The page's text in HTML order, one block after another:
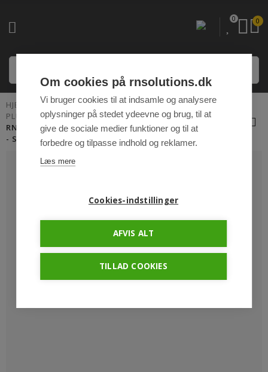
0 0
HJEM
PLUG 'N PLAY KABLER OG TILBEHØR
PLUG 'N PLAY STIK 3 KABLER
RNS STARTKABEL 3G 1,5MM² 150CM - ÅBEN/P&P3
- STÅLFLET - IP69K
Om cookies på rnsolutions.dk
Vi bruger cookies til at indsamle og analysere
oplysninger på stedet ydeevne og brug, til at
give de sociale medier funktioner og til at
forbedre og tilpasse indhold og reklamer.
Læs mere
Cookies-indstillinger
AFVIS ALT
TILLAD COOKIES